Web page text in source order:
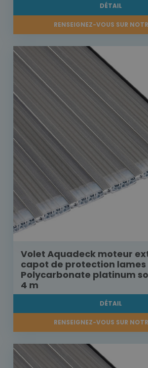
DÉTAIL
RENSEIGNEZ-VOUS SUR
Volet Aquadeck moteur
capot de protection lames
Polycarbonate platinum
4 m
DÉTAIL
RENSEIGNEZ-VOUS SUR